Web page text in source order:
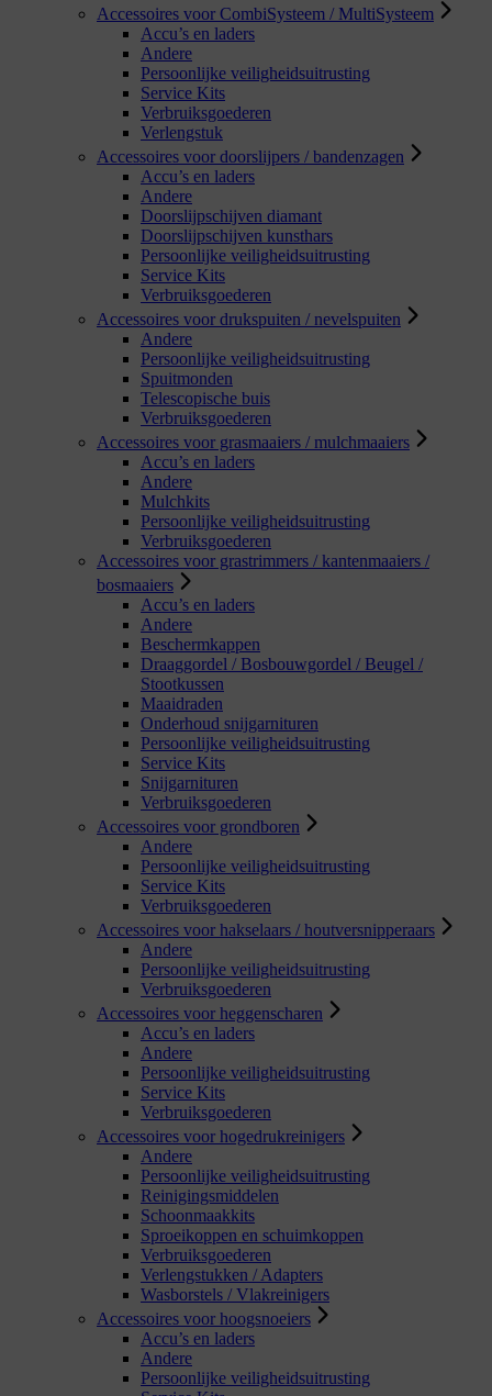
Accessoires voor CombiSysteem / MultiSysteem
Accu’s en laders
Andere
Persoonlijke veiligheidsuitrusting
Service Kits
Verbruiksgoederen
Verlengstuk
Accessoires voor doorslijpers / bandenzagen
Accu’s en laders
Andere
Doorslijpschijven diamant
Doorslijpschijven kunsthars
Persoonlijke veiligheidsuitrusting
Service Kits
Verbruiksgoederen
Accessoires voor drukspuiten / nevelspuiten
Andere
Persoonlijke veiligheidsuitrusting
Spuitmonden
Telescopische buis
Verbruiksgoederen
Accessoires voor grasmaaiers / mulchmaaiers
Accu’s en laders
Andere
Mulchkits
Persoonlijke veiligheidsuitrusting
Verbruiksgoederen
Accessoires voor grastrimmers / kantenmaaiers /
bosmaaiers
Accu’s en laders
Andere
Beschermkappen
Draaggordel / Bosbouwgordel / Beugel /
Stootkussen
Maaidraden
Onderhoud snijgarnituren
Persoonlijke veiligheidsuitrusting
Service Kits
Snijgarnituren
Verbruiksgoederen
Accessoires voor grondboren
Andere
Persoonlijke veiligheidsuitrusting
Service Kits
Verbruiksgoederen
Accessoires voor hakselaars / houtversnipperaars
Andere
Persoonlijke veiligheidsuitrusting
Verbruiksgoederen
Accessoires voor heggenscharen
Accu’s en laders
Andere
Persoonlijke veiligheidsuitrusting
Service Kits
Verbruiksgoederen
Accessoires voor hogedrukreinigers
Andere
Persoonlijke veiligheidsuitrusting
Reinigingsmiddelen
Schoonmaakkits
Sproeikoppen en schuimkoppen
Verbruiksgoederen
Verlengstukken / Adapters
Wasborstels / Vlakreinigers
Accessoires voor hoogsnoeiers
Accu’s en laders
Andere
Persoonlijke veiligheidsuitrusting